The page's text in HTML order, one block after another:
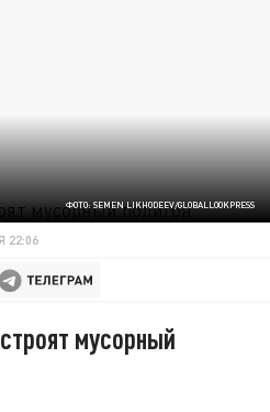
ФОТО: SEMEN LIKHODEEV/GLOBALLOOKPRESS
22:06
мусорный